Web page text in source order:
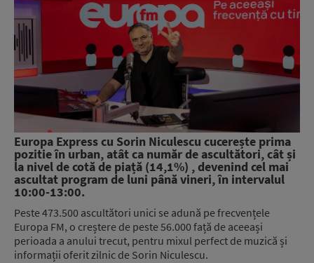
Europa Express cu Sorin Niculescu cucerește prima
pozitie în urban, atât ca număr de ascultători, cât și
la nivel de cotă de piață (14,1%) , devenind cel mai
ascultat program de luni până vineri, în intervalul
10:00-13:00.
Peste 473.500 ascultători unici se adună pe frecvențele
Europa FM, o creștere de peste 56.000 față de aceeași
perioada a anului trecut, pentru mixul perfect de muzică și
informații oferit zilnic de Sorin Niculescu.